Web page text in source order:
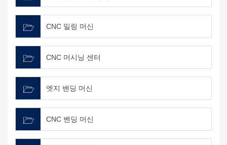
CNC 밀링 머신
CNC 머시닝 센터
엣지 밴딩 머신
CNC 벤딩 머신